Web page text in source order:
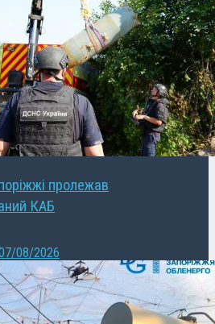
пролежав
КАБ
08/2026